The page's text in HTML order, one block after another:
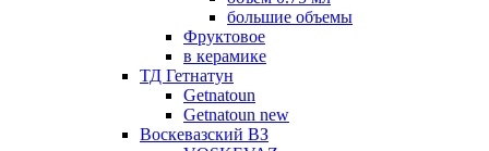
большие объемы
Фруктовое
в керамике
ТД Гетнатун
Getnatoun
Getnatoun new
Воскевазский ВЗ